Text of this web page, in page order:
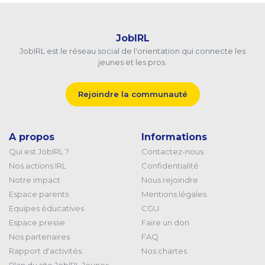
JobIRL
JobIRL est le réseau social de l'orientation qui connecte les
jeunes et les pros.
Rejoindre la communauté
A propos
Qui est JobIRL ?
Nos actions IRL
Notre impact
Espace parents
Equipes éducatives
Espace presse
Nos partenaires
Rapport d'activités
Informations
Contactez-nous
Confidentialité
Nous rejoindre
Mentions légales
CGU
Faire un don
FAQ
Nos chartes